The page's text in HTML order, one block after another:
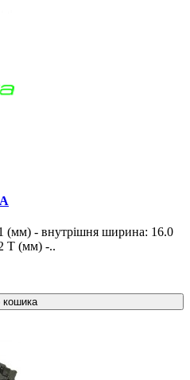
(мм) - внутрішня ширина: 16.0
T (мм) -..